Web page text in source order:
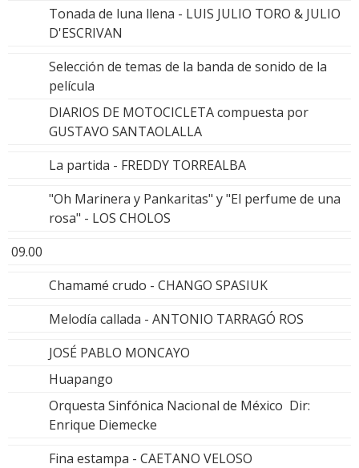
Tonada de luna llena - LUIS JULIO TORO & JULIO
D'ESCRIVAN
Selección de temas de la banda de sonido de la
película
DIARIOS DE MOTOCICLETA compuesta por
GUSTAVO SANTAOLALLA
La partida - FREDDY TORREALBA
"Oh Marinera y Pankaritas" y "El perfume de una
rosa" - LOS CHOLOS
09.00
Chamamé crudo - CHANGO SPASIUK
Melodía callada - ANTONIO TARRAGÓ ROS
JOSÉ PABLO MONCAYO
Huapango
Orquesta Sinfónica Nacional de México Dir:
Enrique Diemecke
Fina estampa - CAETANO VELOSO